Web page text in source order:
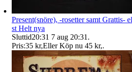
Present(snöre), -rosetter samt Grattis-
st Helt nya
Sluttid20:31 7 aug 20:31 .
Pris:35 kr,Eller Köp nu 45 kr,.